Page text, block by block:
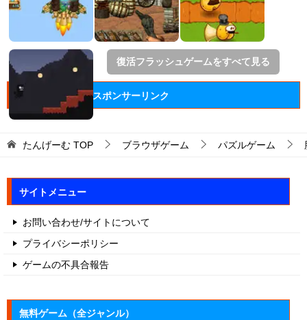
復活フラッシュゲームをすべて見る
スポンサーリンク
たんげーむ TOP ブラウザゲーム パズルゲーム
サイトメニュー
お問い合わせ/サイトについて
プライバシーポリシー
ゲームの不具合報告
無料ゲーム（全ジャンル）